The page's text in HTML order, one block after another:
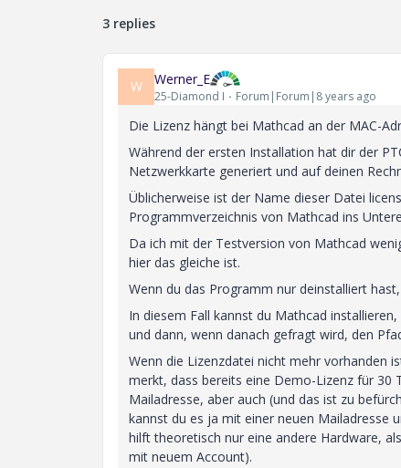
3 replies
W Werner_E
25-Diamond I Forum|Forum|8 years ago
Die Lizenz hängt bei Mathcad an der MAC-
Während der ersten Installation hat dir der
Netzwerkkarte generiert und auf deinen
Üblicherweise ist der Name dieser Datei
Programmverzeichnis von Mathcad ins
Da ich mit der Testversion von Mathcad
hier das gleiche ist.
Wenn du das Programm nur deinstalliert
In diesem Fall kannst du Mathcad
und dann, wenn danach gefragt wird, den
Wenn die Lizenzdatei nicht mehr vorhanden
merkt, dass bereits eine Demo-Lizenz für 30
Mailadresse, aber auch (und das ist zu
kannst du es ja mit einer neuen Mailadresse
hilft theoretisch nur eine andere Hardware,
mit neuem Account).